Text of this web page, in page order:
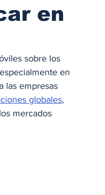
en
sobre los
en
las empresas
globales,
mercados